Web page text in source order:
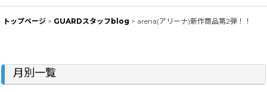
トップページ > GUARDスタッフblog > arena(アリーナ)新作商品第2弾！！
月別一覧